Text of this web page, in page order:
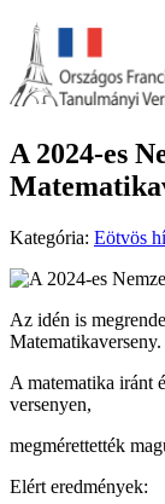
A 2024-es
Kategória: Eötvös
Az idén is
Matematikaverseny.
A matematika iránt
versenyen,
megmérettették
Elért eredmények: